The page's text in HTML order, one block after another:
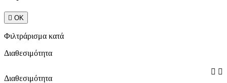
 ΟΚ
Φιλτράρισμα κατά
Διαθεσιμότητα
Διαθεσιμότητα
 